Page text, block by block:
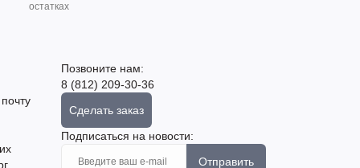
остатках
Позвоните нам:
8 (812) 209-30-36
Сделать заказ
Подписаться на новости:
Отправить